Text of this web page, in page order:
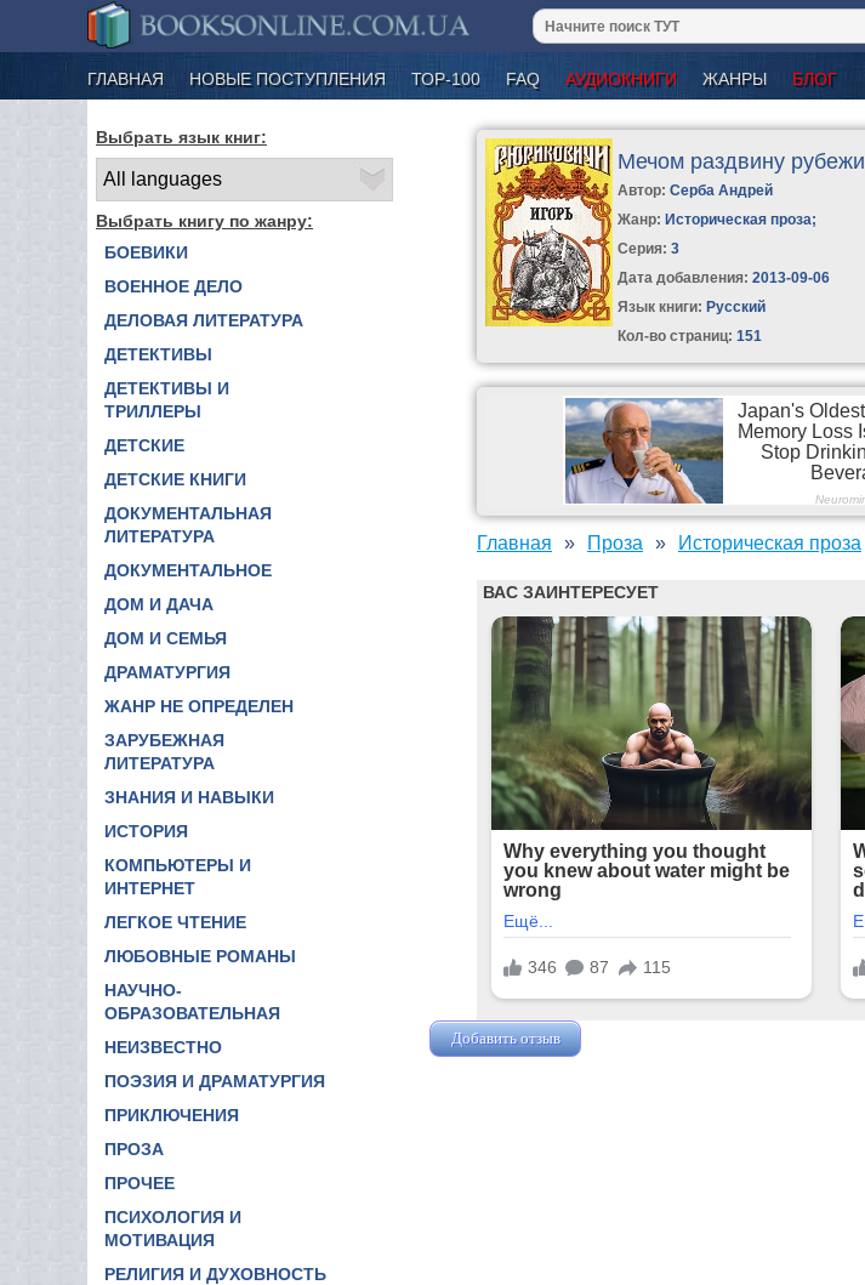
ГЛАВНАЯ НОВЫЕ ПОСТУПЛЕНИЯ ТОР-100 FAQ АУДИОКНИГИ ЖАНРЫ БЛОГ
Выбрать язык книг:
Выбрать книгу по жанру:
БОЕВИКИ
ВОЕННОЕ ДЕЛО
ДЕЛОВАЯ ЛИТЕРАТУРА
ДЕТЕКТИВЫ
ДЕТЕКТИВЫ И
ТРИЛЛЕРЫ
ДЕТСКИЕ
ДЕТСКИЕ КНИГИ
ДОКУМЕНТАЛЬНАЯ
ЛИТЕРАТУРА
ДОКУМЕНТАЛЬНОЕ
ДОМ И ДАЧА
ДОМ И СЕМЬЯ
ДРАМАТУРГИЯ
ЖАНР НЕ ОПРЕДЕЛЕН
ЗАРУБЕЖНАЯ
ЛИТЕРАТУРА
ЗНАНИЯ И НАВЫКИ
ИСТОРИЯ
КОМПЬЮТЕРЫ И
ИНТЕРНЕТ
ЛЕГКОЕ ЧТЕНИЕ
ЛЮБОВНЫЕ РОМАНЫ
НАУЧНО-
ОБРАЗОВАТЕЛЬНАЯ
НЕИЗВЕСТНО
ПОЭЗИЯ И ДРАМАТУРГИЯ
ПРИКЛЮЧЕНИЯ
ПРОЗА
ПРОЧЕЕ
ПСИХОЛОГИЯ И
МОТИВАЦИЯ
РЕЛИГИЯ И ДУХОВНОСТЬ
Мечом раздвину рубежи
Автор:Серба Андрей
Жанр: Историческая проза;
Серия:3
Дата добавления: 2013-09-06
Язык книги: Русский
Кол-во страниц: 151
Главная Проза Историческая проза
Добавить отзыв